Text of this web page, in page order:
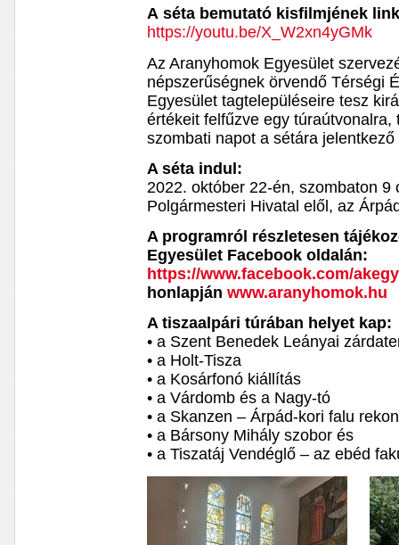
A séta bemutató kisfilmjének
https://youtu.be/X_W2xn4yGMk
Az Aranyhomok Egyesület
népszerűségnek örvendő Térségi
Egyesület tagtelepüléseire tesz
értékeit felfűzve egy
szombati napot a sétára
A séta indul:
2022. október 22-én, szombaton 9
Polgármesteri Hivatal elől, az
A programról részletesen
Egyesület Facebook oldalán:
https://www.facebook.com/
honlapjánwww.aranyhomok.hu
A tiszaalpári túrában helyet kap:
• a Szent Benedek Leányai
• a Holt-Tisza
• a Kosárfonó kiállítás
• a Várdomb és a Nagy-tó
• a Skanzen – Árpád-kori falu
• a Bársony Mihály szobor és
• a Tiszatáj Vendéglő – az ebéd